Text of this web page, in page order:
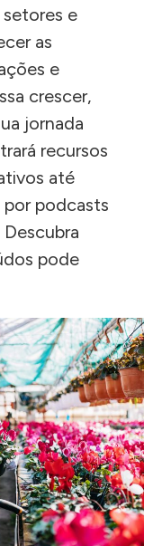
e
as
e
crescer,
jornada
recursos
até
por podcasts
pode